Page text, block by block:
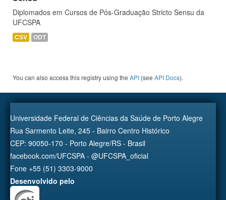
Diplomados em Cursos de Pós-Graduação Stricto Sensu da
UFCSPA
CSV ODT
You can also access this registry using the API (see API Docs).
Universidade Federal de Ciências da Saúde de Porto Alegre
Rua Sarmento Leite, 245 - Bairro Centro Histórico
CEP: 90050-170 - Porto Alegre/RS - Brasil
facebook.com/UFCSPA - @UFCSPA_oficial
Fone +55 (51) 3303-9000
Desenvolvido pelo